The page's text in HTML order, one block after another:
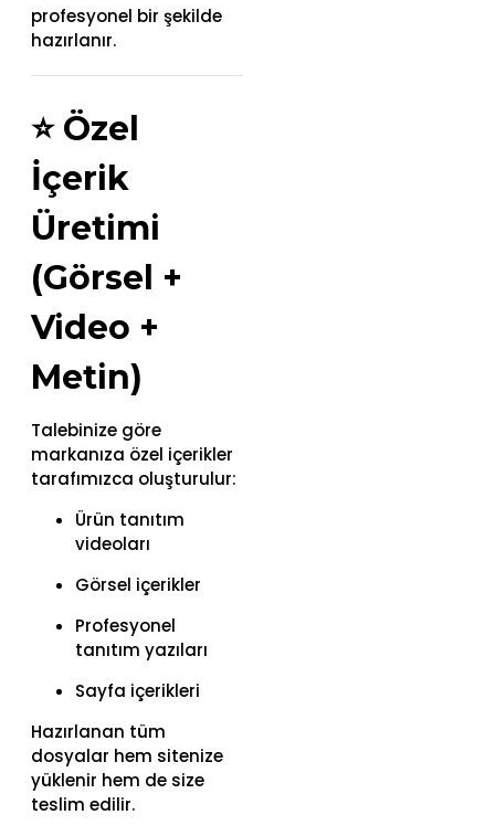
profesyonel bir şekilde
hazırlanır.
⭐ Özel
İçerik
Üretimi
(Görsel +
Video +
Metin)
Talebinize göre
markanıza özel içerikler
tarafımızca oluşturulur:
Ürün tanıtım
videoları
Görsel içerikler
Profesyonel
tanıtım yazıları
Sayfa içerikleri
Hazırlanan tüm
dosyalar hem sitenize
yüklenir hem de size
teslim edilir.